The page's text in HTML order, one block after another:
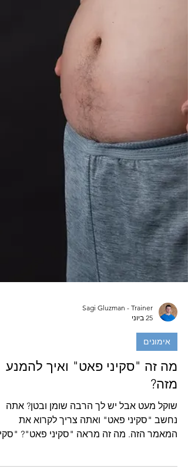
Sagi Gluzman - Trainer
25 ביוני
אימונים
מה זה "סקיני פאט" ואיך להמנע
מזה?
שוקל מעט אבל יש לך הרבה שומן ובטן? אתה